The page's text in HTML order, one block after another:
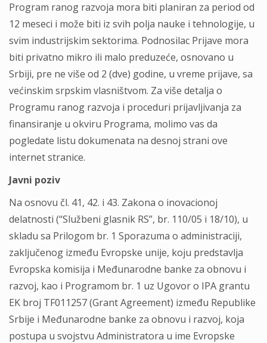
Program ranog razvoja mora biti planiran za period od
12 meseci i može biti iz svih polja nauke i tehnologije, u
svim industrijskim sektorima. Podnosilac Prijave mora
biti privatno mikro ili malo preduzeće, osnovano u
Srbiji, pre ne više od 2 (dve) godine, u vreme prijave, sa
većinskim srpskim vlasništvom. Za više detalja o
Programu ranog razvoja i proceduri prijavljivanja za
finansiranje u okviru Programa, molimo vas da
pogledate listu dokumenata na desnoj strani ove
internet stranice.
Javni poziv
Na osnovu čl. 41, 42. i 43. Zakona o inovacionoj
delatnosti (“Službeni glasnik RS”, br. 110/05 i 18/10), u
skladu sa Prilogom br. 1 Sporazuma o administraciji,
zaključenog između Evropske unije, koju predstavlja
Evropska komisija i Međunarodne banke za obnovu i
razvoj, kao i Programom br. 1 uz Ugovor o IPA grantu
EK broj TF011257 (Grant Agreement) između Republike
Srbije i Međunarodne banke za obnovu i razvoj, koja
postupa u svojstvu Administratora u ime Evropske